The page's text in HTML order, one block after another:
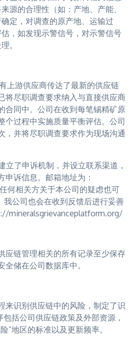
源的合理性（如：产地、产能、
定，对调查的原产地、运输过
，如发现示警信号，对示警信号
。
上游供应商传达了最新的供应链
将尽职调查要求纳入与直接供应商
合同中。公司在收到每笔锡精矿原
个过程中实施质量平衡评估。公司
，并将尽职调查要求作为现场沟通
立了申诉机制，并设立联系渠道，
申诉信息。邮箱地址为：
何相关方关于本公司的疑虑也可
我公司也会在收到反馈后进行妥善
mineralsgrievanceplatform.org/
应链管理相关的所有记录至少保存
储在公司数据库中。
来识别供应链中的风险，制定了识
包括公司供应链政策及外部资源，
”地区的标准以及更新频率。